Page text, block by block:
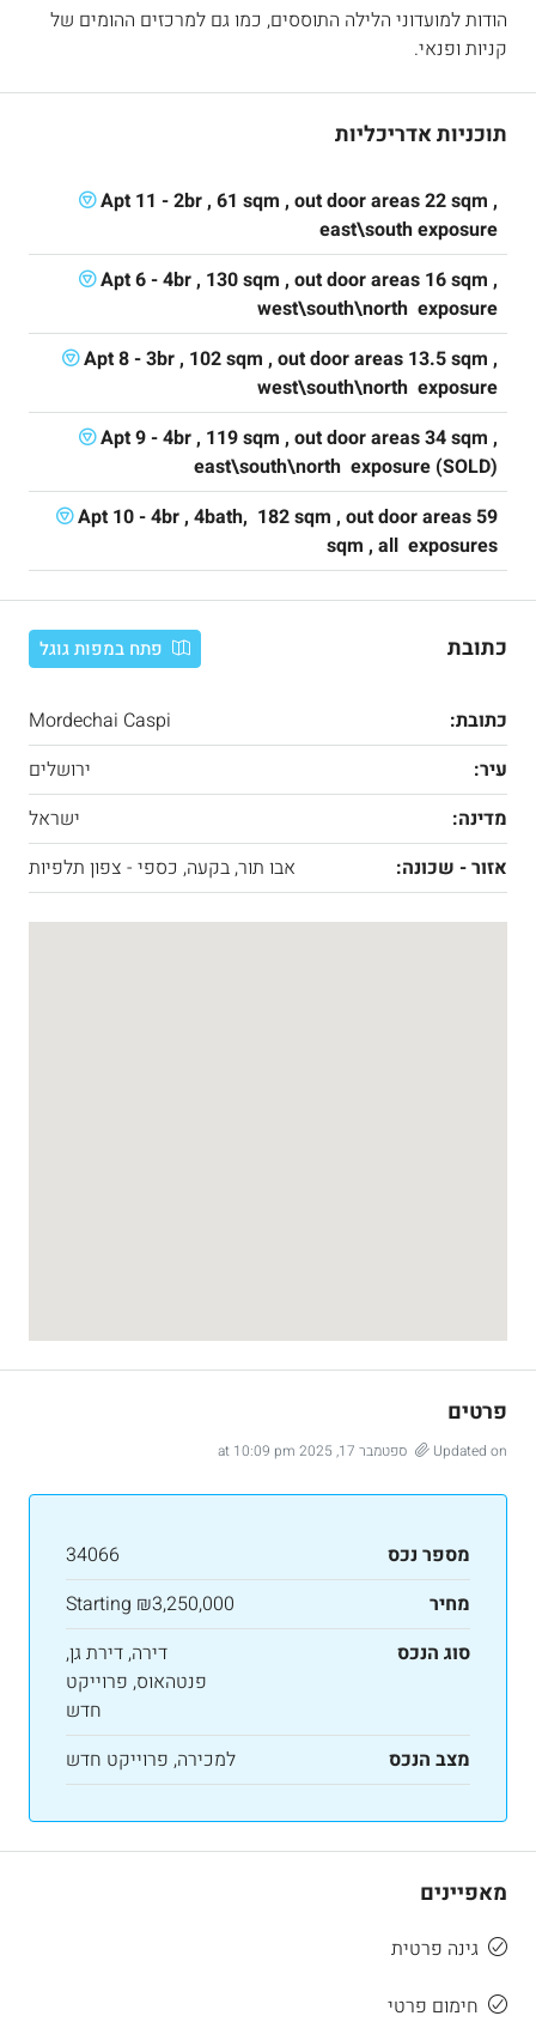
הודות למועדוני הלילה התוססים, כמו גם למרכזים ההומים של
קניות ופנאי.
תוכניות אדריכליות
Apt 11 - 2br , 61 sqm , out door areas 22 sqm ,
east\south exposure
Apt 6 - 4br , 130 sqm , out door areas 16 sqm ,
west\south\north exposure
Apt 8 - 3br , 102 sqm , out door areas 13.5 sqm ,
west\south\north exposure
Apt 9 - 4br , 119 sqm , out door areas 34 sqm ,
east\south\north exposure (SOLD)
Apt 10 - 4br , 4bath, 182 sqm , out door areas 59
sqm , all exposures
כתובת פתח במפות גוגל
כתובת:
Mordechai Caspi
עיר:
ירושלים
מדינה:
ישראל
אזור - שכונה:
אבו תור, בקעה, כספי - צפון תלפיות
פרטים
Updated on ספטמבר 17, 2025 at 10:09 pm
מספר נכס
34066
מחיר
Starting ₪3,250,000
סוג הנכס
דירה, דירת גן,
פנטהאוס, פרוייקט
חדש
מצב הנכס
למכירה, פרוייקט חדש
מאפיינים
גינה פרטית
חימום פרטי